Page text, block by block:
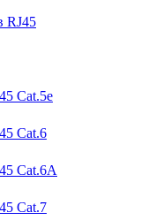
RJ45
Cat.5e
Cat.6
Cat.6A
Cat.7